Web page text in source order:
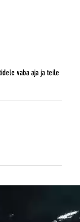
vaba aja ja teile